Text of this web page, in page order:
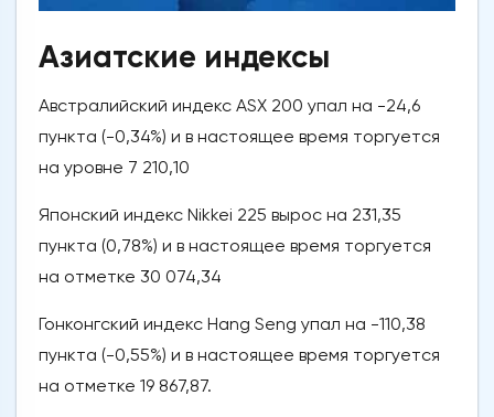
Азиатские индексы
Австралийский индекс ASX 200 упал на -24,6
пункта (-0,34%) и в настоящее время торгуется
на уровне 7 210,10
Японский индекс Nikkei 225 вырос на 231,35
пункта (0,78%) и в настоящее время торгуется
на отметке 30 074,34
Гонконгский индекс Hang Seng упал на -110,38
пункта (-0,55%) и в настоящее время торгуется
на отметке 19 867,87.